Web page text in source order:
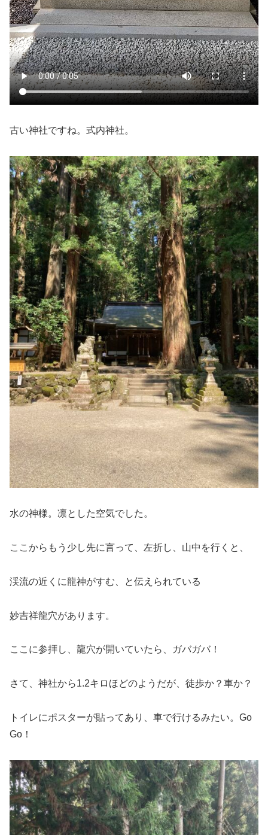
古い神社ですね。式内神社。
水の神様。凛とした空気でした。
ここからもう少し先に言って、左折し、山中を行くと、
渓流の近くに龍神がすむ、と伝えられている
妙吉祥龍穴があります。
ここに参拝し、龍穴が開いていたら、ガバガバ！
さて、神社から1.2キロほどのようだが、徒歩か？車か？
トイレにポスターが貼ってあり、車で行けるみたい。Go
Go！